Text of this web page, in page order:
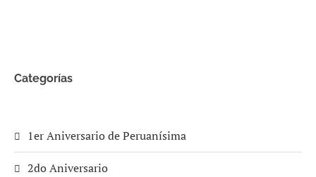
Categorías
1er Aniversario de Peruanísima
2do Aniversario